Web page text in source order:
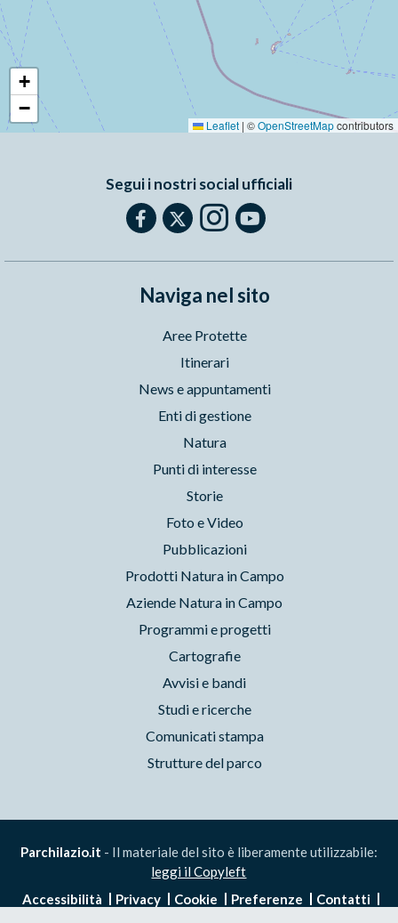
+
−
Leaflet | ©OpenStreetMapcontributors
Segui i nostri social ufficiali
Naviga nel sito
Aree Protette
Itinerari
News e appuntamenti
Enti di gestione
Natura
Punti di interesse
Storie
Foto e Video
Pubblicazioni
Prodotti Natura in Campo
Aziende Natura in Campo
Programmi e progetti
Cartografie
Avvisi e bandi
Studi e ricerche
Comunicati stampa
Strutture del parco
Parchilazio.it - Il materiale del sito è liberamente utilizzabile:
leggi il Copyleft
Accessibilità
Privacy Cookie Preferenze
Contatti